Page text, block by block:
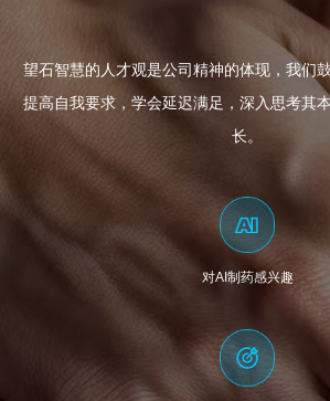
望石智慧的人才观是公司精神的体现，我们
提高自我要求，学会延迟满足，深入思考其
长。
对AI制药感兴趣